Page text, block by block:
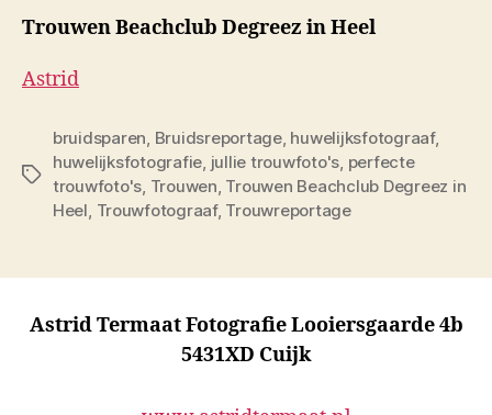
Trouwen Beachclub Degreez in Heel
Astrid
Tags
bruidsparen, Bruidsreportage, huwelijksfotograaf,
huwelijksfotografie, jullie trouwfoto's, perfecte
trouwfoto's, Trouwen, Trouwen Beachclub Degreez in
Heel, Trouwfotograaf, Trouwreportage
Astrid Termaat Fotografie Looiersgaarde 4b
5431XD Cuijk